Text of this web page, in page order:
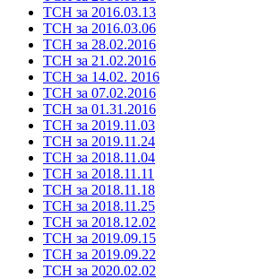
ТСН за 2016.03.13
ТСН за 2016.03.06
ТСН за 28.02.2016
ТСН за 21.02.2016
ТСН за 14.02. 2016
ТСН за 07.02.2016
ТСН за 01.31.2016
ТСН за 2019.11.03
ТСН за 2019.11.24
ТСН за 2018.11.04
ТСН за 2018.11.11
ТСН за 2018.11.18
ТСН за 2018.11.25
ТСН за 2018.12.02
ТСН за 2019.09.15
ТСН за 2019.09.22
ТСН за 2020.02.02